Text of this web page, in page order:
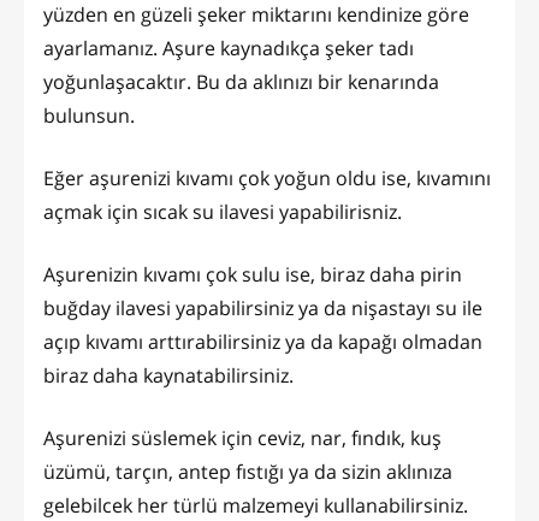
yüzden en güzeli şeker miktarını kendinize göre
ayarlamanız. Aşure kaynadıkça şeker tadı
yoğunlaşacaktır. Bu da aklınızı bir kenarında
bulunsun.
Eğer aşurenizi kıvamı çok yoğun oldu ise, kıvamını
açmak için sıcak su ilavesi yapabilirisniz.
Aşurenizin kıvamı çok sulu ise, biraz daha pirin
buğday ilavesi yapabilirsiniz ya da nişastayı su ile
açıp kıvamı arttırabilirsiniz ya da kapağı olmadan
biraz daha kaynatabilirsiniz.
Aşurenizi süslemek için ceviz, nar, fındık, kuş
üzümü, tarçın, antep fıstığı ya da sizin aklınıza
gelebilcek her türlü malzemeyi kullanabilirsiniz.